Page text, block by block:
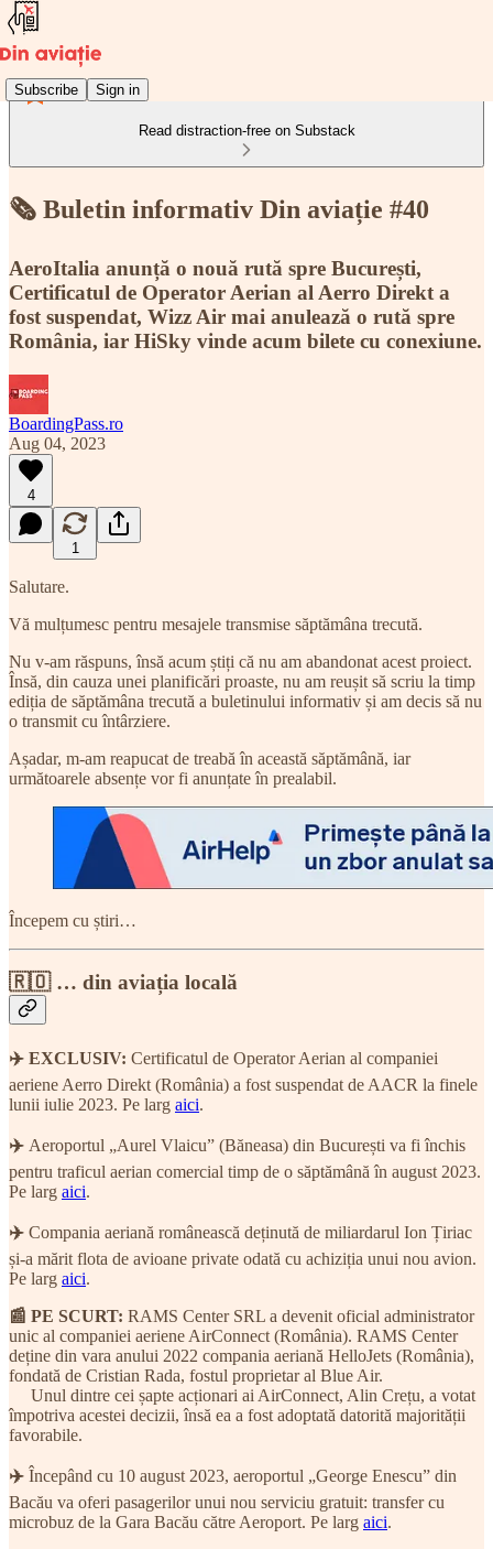
Subscribe Sign in
Read distraction-free on Substack
🗞️ Buletin informativ Din aviație #40
AeroItalia anunță o nouă rută spre București,
Certificatul de Operator Aerian al Aerro Direkt a
fost suspendat, Wizz Air mai anulează o rută spre
România, iar HiSky vinde acum bilete cu conexiune.
BoardingPass.ro
Aug 04, 2023
4
1
Salutare.
Vă mulțumesc pentru mesajele transmise săptămâna trecută.
Nu v-am răspuns, însă acum știți că nu am abandonat acest proiect.
Însă, din cauza unei planificări proaste, nu am reușit să scriu la timp
ediția de săptămâna trecută a buletinului informativ și am decis să nu
o transmit cu întârziere.
Așadar, m-am reapucat de treabă în această săptămână, iar
următoarele absențe vor fi anunțate în prealabil.
Începem cu știri…
🇷🇴 … din aviația locală
✈️ EXCLUSIV: Certificatul de Operator Aerian al companiei
aeriene Aerro Direkt (România) a fost suspendat de AACR la finele
lunii iulie 2023. Pe larg aici.
✈️ Aeroportul „Aurel Vlaicu” (Băneasa) din București va fi închis
pentru traficul aerian comercial timp de o săptămână în august 2023.
Pe larg aici.
✈️ Compania aeriană românească deținută de miliardarul Ion Țiriac
și-a mărit flota de avioane private odată cu achiziția unui nou avion.
Pe larg aici.
📰 PE SCURT: RAMS Center SRL a devenit oficial administrator
unic al companiei aeriene AirConnect (România). RAMS Center
deține din vara anului 2022 compania aeriană HelloJets (România),
fondată de Cristian Rada, fostul proprietar al Blue Air.
Unul dintre cei șapte acționari ai AirConnect, Alin Crețu, a votat
împotriva acestei decizii, însă ea a fost adoptată datorită majorității
favorabile.
✈️ Începând cu 10 august 2023, aeroportul „George Enescu” din
Bacău va oferi pasagerilor unui nou serviciu gratuit: transfer cu
microbuz de la Gara Bacău către Aeroport. Pe larg aici.